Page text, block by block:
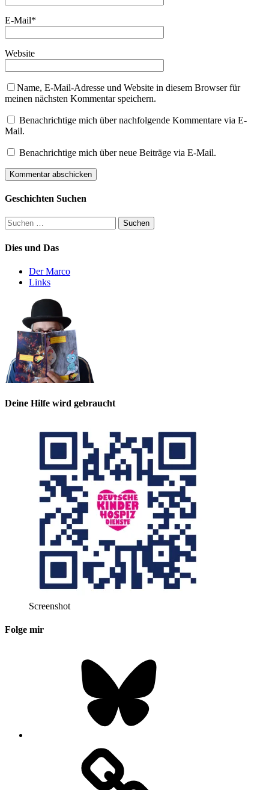
E-Mail*
Website
Name, E-Mail-Adresse und Website in diesem Browser für
meinen nächsten Kommentar speichern.
Benachrichtige mich über nachfolgende Kommentare via E-
Mail.
Benachrichtige mich über neue Beiträge via E-Mail.
Geschichten Suchen
Suchen
nach:
Dies und Das
Der Marco
Links
Deine Hilfe wird gebraucht
Screenshot
Folge mir